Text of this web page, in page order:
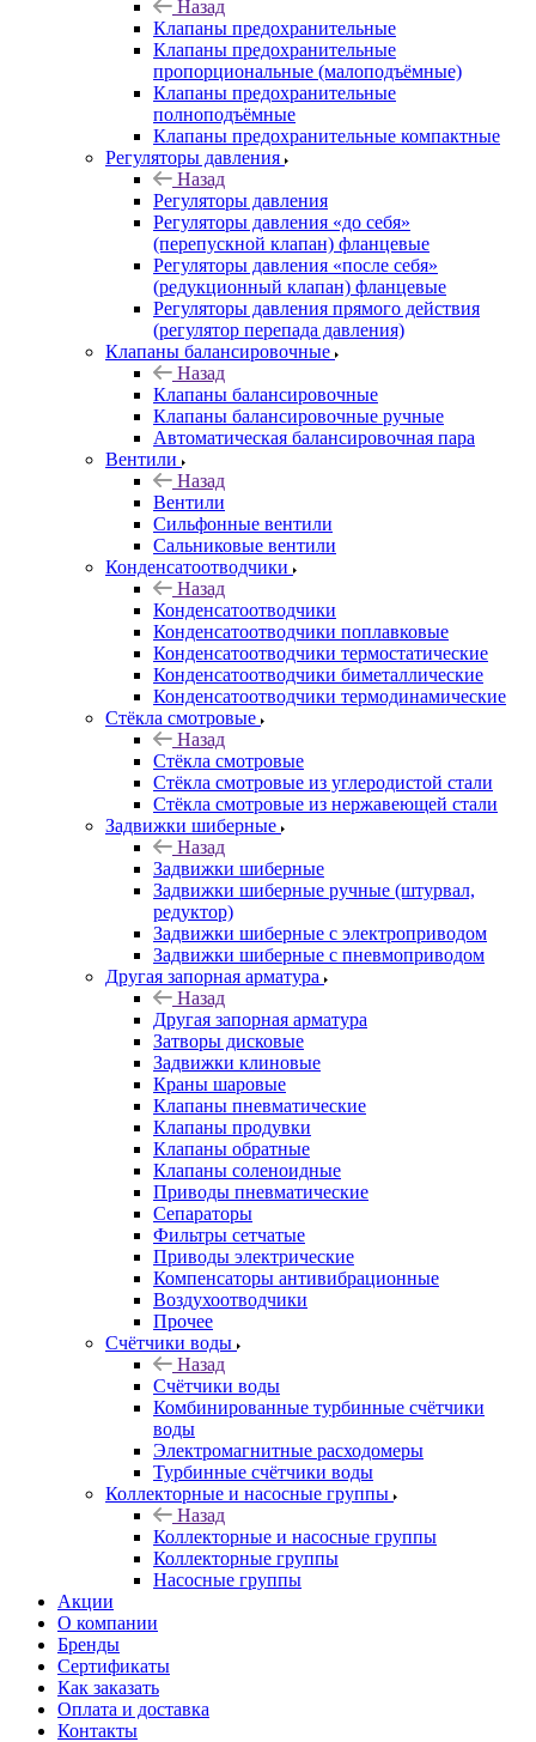
Назад
Клапаны предохранительные
Клапаны предохранительные
пропорциональные (малоподъёмные)
Клапаны предохранительные
полноподъёмные
Клапаны предохранительные компактные
Регуляторы давления
Назад
Регуляторы давления
Регуляторы давления «до себя»
(перепускной клапан) фланцевые
Регуляторы давления «после себя»
(редукционный клапан) фланцевые
Регуляторы давления прямого действия
(регулятор перепада давления)
Клапаны балансировочные
Назад
Клапаны балансировочные
Клапаны балансировочные ручные
Автоматическая балансировочная пара
Вентили
Назад
Вентили
Сильфонные вентили
Сальниковые вентили
Конденсатоотводчики
Назад
Конденсатоотводчики
Конденсатоотводчики поплавковые
Конденсатоотводчики термостатические
Конденсатоотводчики биметаллические
Конденсатоотводчики термодинамические
Стёкла смотровые
Назад
Стёкла смотровые
Стёкла смотровые из углеродистой стали
Стёкла смотровые из нержавеющей стали
Задвижки шиберные
Назад
Задвижки шиберные
Задвижки шиберные ручные (штурвал,
редуктор)
Задвижки шиберные с электроприводом
Задвижки шиберные с пневмоприводом
Другая запорная арматура
Назад
Другая запорная арматура
Затворы дисковые
Задвижки клиновые
Краны шаровые
Клапаны пневматические
Клапаны продувки
Клапаны обратные
Клапаны соленоидные
Приводы пневматические
Сепараторы
Фильтры сетчатые
Приводы электрические
Компенсаторы антивибрационные
Воздухоотводчики
Прочее
Счётчики воды
Назад
Счётчики воды
Комбинированные турбинные счётчики
воды
Электромагнитные расходомеры
Турбинные счётчики воды
Коллекторные и насосные группы
Назад
Коллекторные и насосные группы
Коллекторные группы
Насосные группы
Акции
О компании
Бренды
Сертификаты
Как заказать
Оплата и доставка
Контакты